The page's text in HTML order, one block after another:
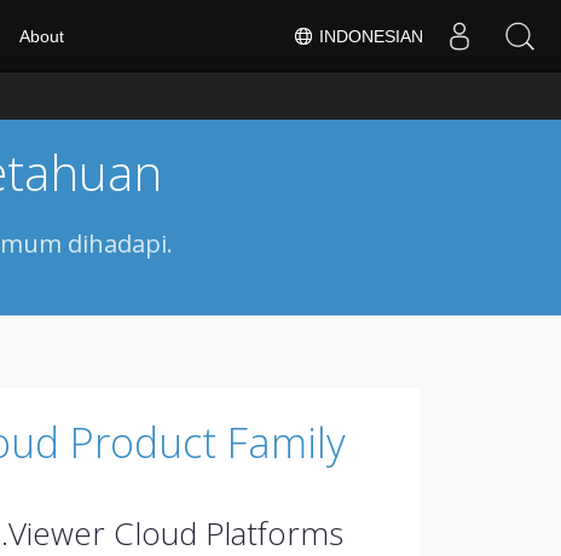
INDONESIAN
About
dihadapi.
Product Family
Cloud Platforms